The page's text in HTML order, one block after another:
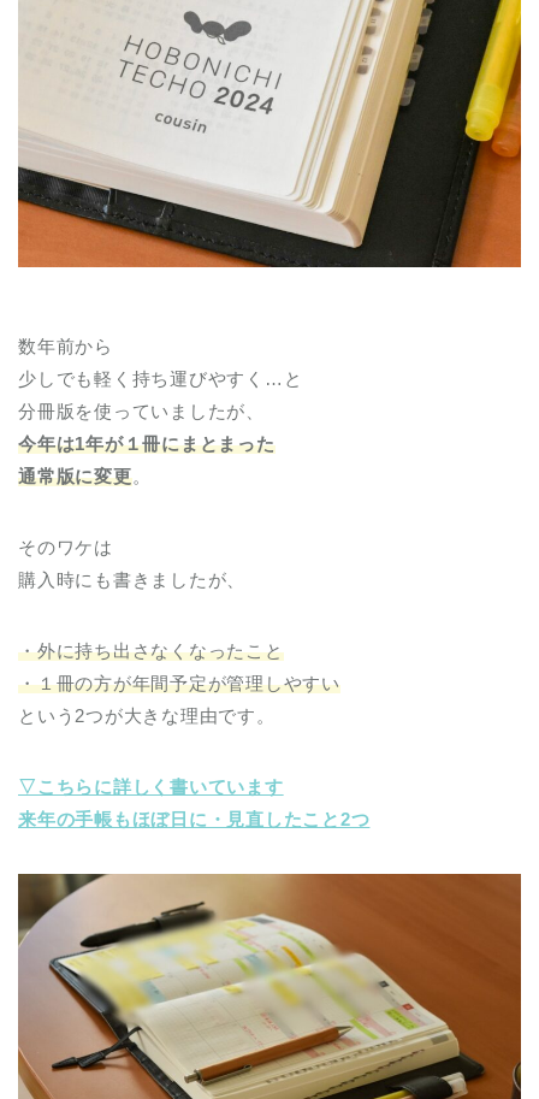
数年前から
少しでも軽く持ち運びやすく…と
分冊版を使っていましたが、
今年は1年が１冊にまとまった
通常版に変更。
そのワケは
購入時にも書きましたが、
・外に持ち出さなくなったこと
・１冊の方が年間予定が管理しやすい
という2つが大きな理由です。
▽こちらに詳しく書いています
来年の手帳もほぼ日に・見直したこと2つ